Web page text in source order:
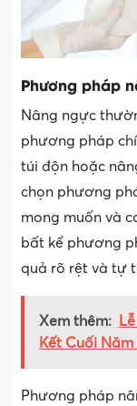
Phương pháp
Nâng ngực
phương pháp
túi độn hoặc
chọn phương
mong muốn và
bất kể phương
quả rõ rệt và tự
Xem thêm:
Kết Cuối Năm
Phương pháp